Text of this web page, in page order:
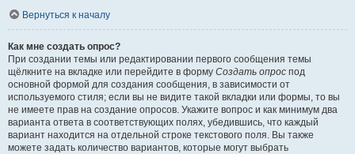
Вернуться к началу
Как мне создать опрос?
При создании темы или редактировании первого сообщения темы
щёлкните на вкладке или перейдите в форму Создать опрос под
основной формой для создания сообщения, в зависимости от
используемого стиля; если вы не видите такой вкладки или формы, то вы
не имеете прав на создание опросов. Укажите вопрос и как минимум два
варианта ответа в соответствующих полях, убедившись, что каждый
вариант находится на отдельной строке текстового поля. Вы также
можете задать количество вариантов, которые могут выбрать